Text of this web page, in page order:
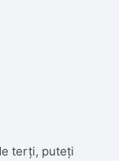
terți, puteți